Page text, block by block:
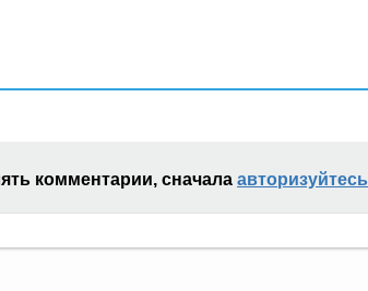
комментарии, сначала авторизуйтесь